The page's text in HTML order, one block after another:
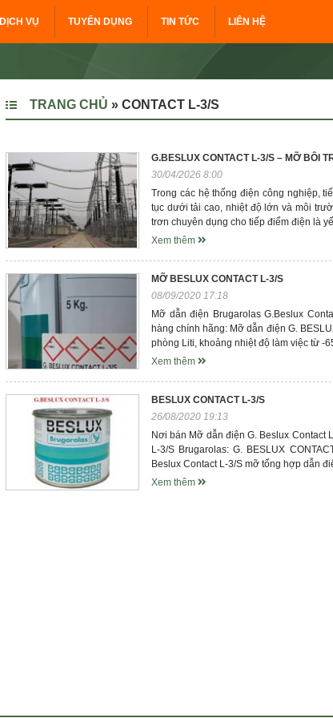
DỊCH VỤ TUYỂN DỤNG TIN TỨC LIÊN HỆ
TRANG CHỦ » CONTACT L-3/S
G.BESLUX CONTACT L-3/S – MỠ BÔI
30/04/2026 8:00
Trong các hệ thống điện công nghiệp,
tục dưới tải cao, nhiệt độ lớn và môi
trơn chuyên dụng cho tiếp điểm điện là
Xem thêm
MỠ BESLUX CONTACT L-3/S
08/09/2020 17:18
Mỡ dẫn điện Brugarolas G.Beslux
hàng chính hãng: Mỡ dẫn điện G.
phòng Liti, khoảng nhiệt độ làm việc từ -
Xem thêm
BESLUX CONTACT L-3/S
26/08/2020 19:13
Nơi bán Mỡ dẫn điện G. Beslux Contact
L-3/S Brugarolas: G. BESLUX
Beslux Contact L-3/S mỡ tổng hợp dẫn
Xem thêm